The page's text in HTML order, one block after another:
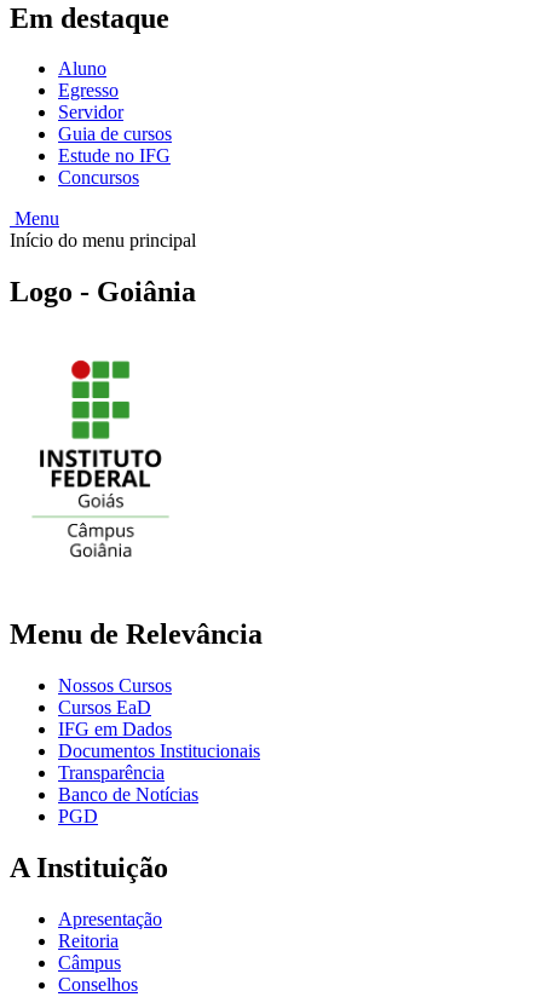
Em destaque
Aluno
Egresso
Servidor
Guia de cursos
Estude no IFG
Concursos
Menu
Início do menu principal
Logo - Goiânia
Menu de Relevância
Nossos Cursos
Cursos EaD
IFG em Dados
Documentos Institucionais
Transparência
Banco de Notícias
PGD
A Instituição
Apresentação
Reitoria
Câmpus
Conselhos